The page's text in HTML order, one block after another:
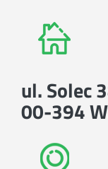
ul. Solec
00-394